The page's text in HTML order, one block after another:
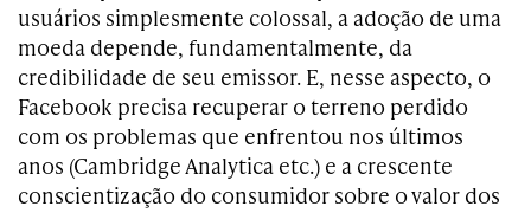
usuários simplesmente colossal, a adoção de uma
moeda depende, fundamentalmente, da
credibilidade de seu emissor. E, nesse aspecto, o
Facebook precisa recuperar o terreno perdido
com os problemas que enfrentou nos últimos
anos (Cambridge Analytica etc.) e a crescente
conscientização do consumidor sobre o valor dos